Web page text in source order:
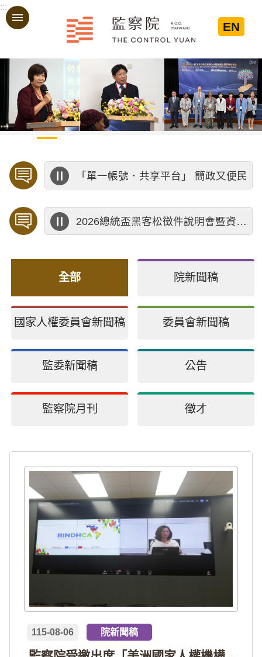
跳到主要內容區塊
:::
EN
「單一帳號．共享平台」 簡政又便民
2026總統盃黑客松徵件說明會暨資料應用講座
全部 院新聞稿
國家人權委員會新聞稿 委員會新聞稿
監委新聞稿 公告
監察院月刊 徵才
115-08-06 院新聞稿